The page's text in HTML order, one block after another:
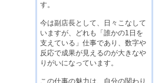
す。
今は副店長として、日々こなして
いますが、どれも「誰かの1日を
支えている」仕事であり、数字や
反応で成果が見えるのが大きなや
りがいになっています。
この仕事の魅力は、自分の関わり